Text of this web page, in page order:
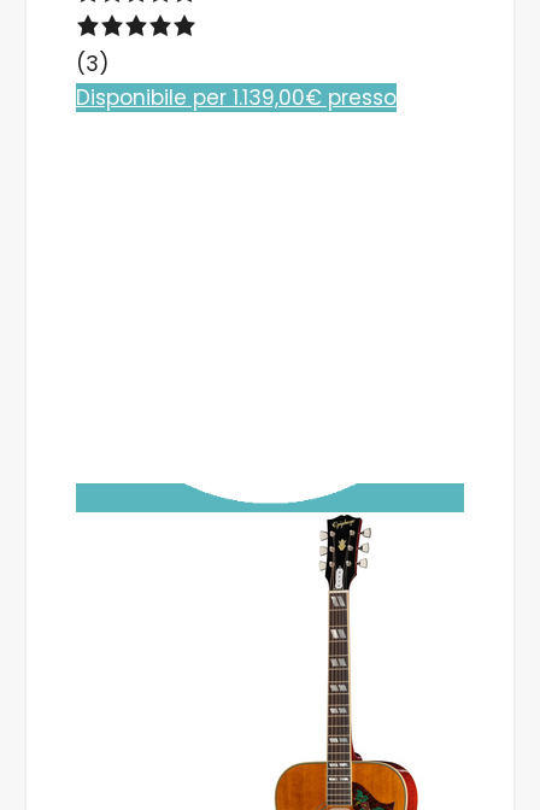
(3)
Disponibile per 1.139,00€ presso